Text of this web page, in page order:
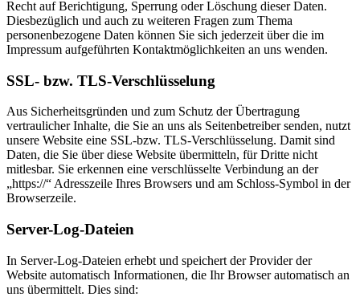
Recht auf Berichtigung, Sperrung oder Löschung dieser Daten.
Diesbezüglich und auch zu weiteren Fragen zum Thema
personenbezogene Daten können Sie sich jederzeit über die im
Impressum aufgeführten Kontaktmöglichkeiten an uns wenden.
SSL- bzw. TLS-Verschlüsselung
Aus Sicherheitsgründen und zum Schutz der Übertragung
vertraulicher Inhalte, die Sie an uns als Seitenbetreiber senden, nutzt
unsere Website eine SSL-bzw. TLS-Verschlüsselung. Damit sind
Daten, die Sie über diese Website übermitteln, für Dritte nicht
mitlesbar. Sie erkennen eine verschlüsselte Verbindung an der
„https://“ Adresszeile Ihres Browsers und am Schloss-Symbol in der
Browserzeile.
Server-Log-Dateien
In Server-Log-Dateien erhebt und speichert der Provider der
Website automatisch Informationen, die Ihr Browser automatisch an
uns übermittelt. Dies sind: